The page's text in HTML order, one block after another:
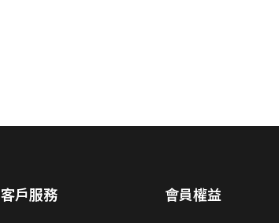
客戶服務 會員權益